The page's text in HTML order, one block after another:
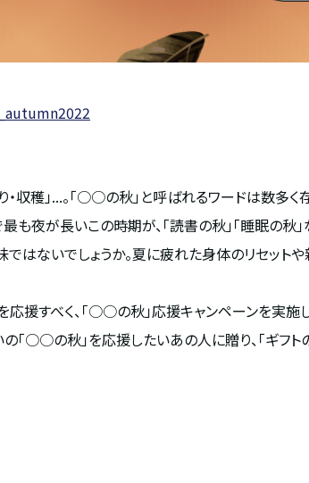
「実り・収穫」...。「○○の秋」と呼ばれるワードは
も夜が長いこの時期が、「読書の秋」「睡眠の秋
ではないでしょうか。夏に疲れた身体のリセット
応援すべく、「○○の秋」応援キャンペーンを実
○○の秋」を応援したいあの人に贈り、「ギフ